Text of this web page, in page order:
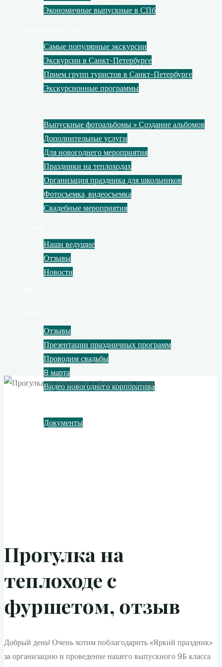
Экономичные выпускные в СПб
Самые популярные экскурсии
Экскурсии в Санкт-Петербурге
Прием групп туристов в Санкт-Петербурге
Экскурсионные программы
Выпускные фотоальбомы » Создание альбомов
Дополнительные услуги
Для новогоднего мероприятия
Праздники на теплоходах
Организация праздника для школьников
Фотосъемка, видеосъемка
Свадебные мероприятия
Наши ведущие
Отзывы
Новости
Отзывы
Презентации праздничных программ
Проводим свадьбы
8 марта
Видео новогоднего корпоратива
Документы
Прогулка на
теплоходе с
фуршетом, отзыв
Добрый день! Очень хотим поблагодарить «Яркий праздник»
за организацию и проведение нашего выпускного 9Б класса